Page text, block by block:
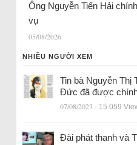
Ông Nguyễn Tiến Hải
vụ
05/08/2026
NHIỀU NGƯỜI XEM
Tin bà Nguyễn Thị
Đức đã được
07/08/2023 - 15.059
Đài phát thanh và